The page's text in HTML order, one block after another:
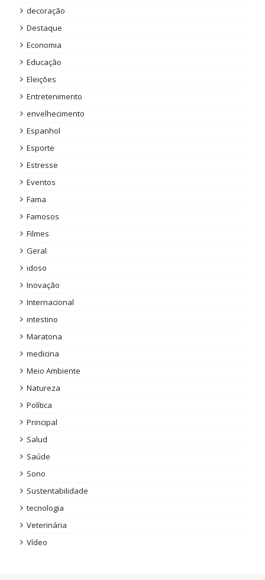
decoração
Destaque
Economia
Educação
Eleições
Entretenimento
envelhecimento
Espanhol
Esporte
Estresse
Eventos
Fama
Famosos
Filmes
Geral
idoso
Inovação
Internacional
intestino
Maratona
medicina
Meio Ambiente
Natureza
Política
Principal
Salud
Saúde
Sono
Sustentabilidade
tecnologia
Veterinária
Vídeo